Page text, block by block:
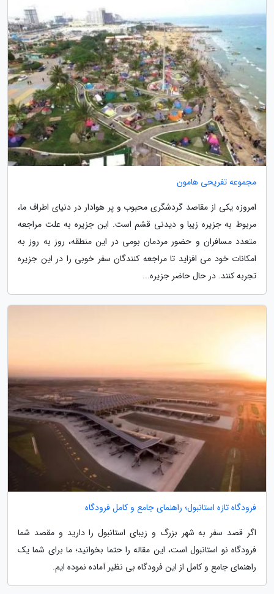
مجموعه تفریحی هامون
امروزه یکی از مقاصد گردشگری محبوب و پر هوادار در دنیای اطراف ما،
مربوط به جزیره زیبا و دیدنی قشم است. این جزیره به علت مراجعه
متعدد مسافران و حضور مردمان بومی در این منطقه، روز به روز به
امکانات خود می افزاید تا مراجعه کنندگان سفر خوبی را در این جزیره
تجربه کنند. در حال حاضر جزیره...
فرودگاه تازه استانبول؛ راهنمای جامع و کامل فرودگاه
اگر قصد سفر به شهر بزرگ و زیبای استانبول را دارید و مقصد شما
فرودگاه نو استانبول است، این مقاله را حتما بخوانید؛ ما برای شما یک
راهنمای جامع و کامل از این فرودگاه بی نظیر آماده نموده ایم.